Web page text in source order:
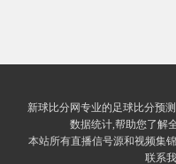
新球比分网专业的足球比分预
数据统计,帮助您了解
本站所有直播信号源和视频集
联系